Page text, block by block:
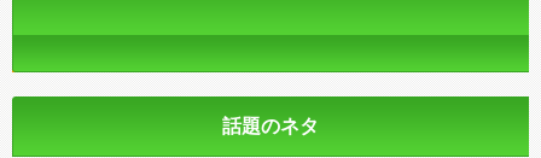
話題のネタ